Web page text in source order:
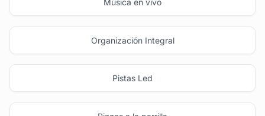
Música en vivo
Organización Integral
Pistas Led